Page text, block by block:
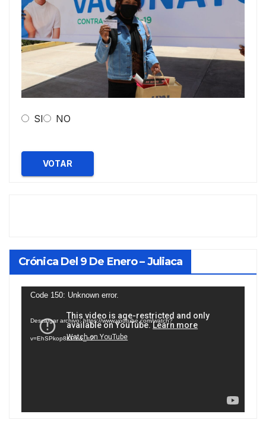
SI NO
VOTAR
Crónica Del 9 De Enero – Juliaca
Reproductor
vídeo
Code 150: Unknown error.
Descargar archivo: https://www.youtube.com/watch?
v=EhSPkop8KPY&_=2